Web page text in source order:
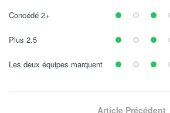
Concédé 2+
Plus 2.5
Les deux équipes marquent
Article Précédent